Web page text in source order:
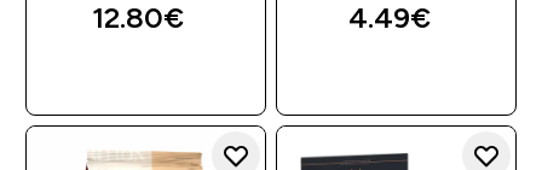
12.80€‎ 4.49€‎